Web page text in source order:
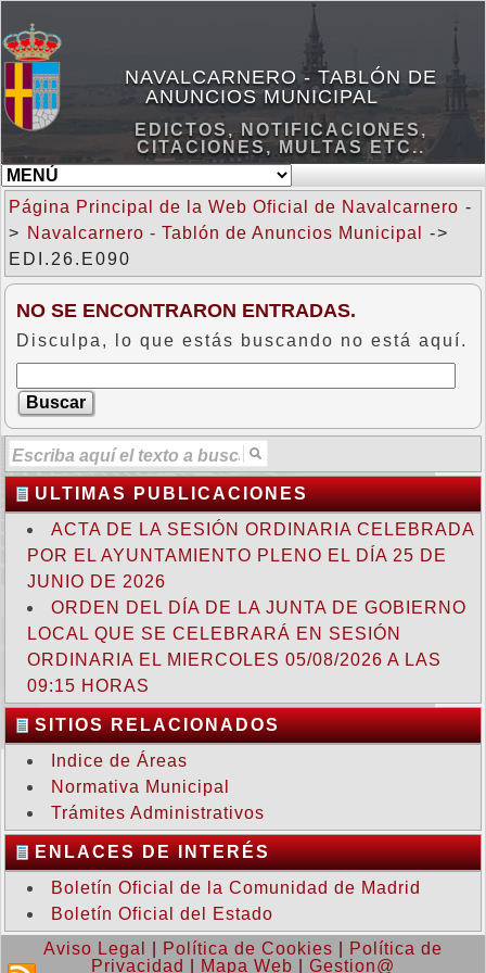
NAVALCARNERO - TABLÓN DE
ANUNCIOS MUNICIPAL
EDICTOS, NOTIFICACIONES,
CITACIONES, MULTAS ETC..
Página Principal de la Web Oficial de Navalcarnero -
> Navalcarnero - Tablón de Anuncios Municipal
->
EDI.26.E090
NO SE ENCONTRARON ENTRADAS.
Disculpa, lo que estás buscando no está aquí.
ULTIMAS PUBLICACIONES
ACTA DE LA SESIÓN ORDINARIA CELEBRADA
POR EL AYUNTAMIENTO PLENO EL DÍA 25 DE
JUNIO DE 2026
ORDEN DEL DÍA DE LA JUNTA DE GOBIERNO
LOCAL QUE SE CELEBRARÁ EN SESIÓN
ORDINARIA EL MIERCOLES 05/08/2026 A LAS
09:15 HORAS
SITIOS RELACIONADOS
Indice de Áreas
Normativa Municipal
Trámites Administrativos
ENLACES DE INTERÉS
Boletín Oficial de la Comunidad de Madrid
Boletín Oficial del Estado
Aviso Legal
Política de Cookies
Política de
Privacidad
Mapa Web Gestion@